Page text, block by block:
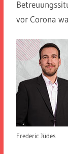
vor Corona
Frederic Jüdes